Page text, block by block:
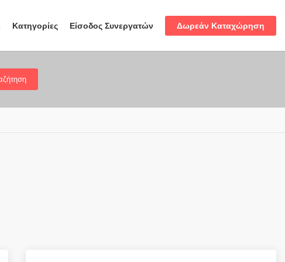
Κατηγορίες Είσοδος Συνεργατών Δωρεάν Καταχώρηση